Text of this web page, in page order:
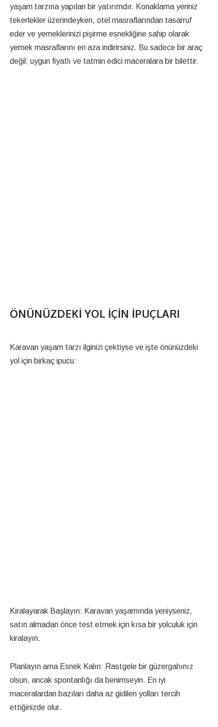
yaşam tarzına yapılan bir yatırımdır. Konaklama yeriniz
tekerlekler üzerindeyken, otel masraflarından tasarruf
eder ve yemeklerinizi pişirme esnekliğine sahip olarak
yemek masraflarını en aza indirirsiniz. Bu sadece bir araç
değil; uygun fiyatlı ve tatmin edici maceralara bir bilettir.
ÖNÜNÜZDEKI YOL İÇIN İPUÇLARI
Karavan yaşam tarzı ilginizi çektiyse ve işte önünüzdeki
yol için birkaç ipucu:
Kiralayarak Başlayın: Karavan yaşamında yeniyseniz,
satın almadan önce test etmek için kısa bir yolculuk için
kiralayın.
Planlayın ama Esnek Kalın: Rastgele bir güzergahınız
olsun, ancak spontanlığı da benimseyin. En iyi
maceralardan bazıları daha az gidilen yolları tercih
ettiğinizde olur.